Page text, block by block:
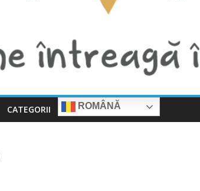
CATEGORII ROMÂNĂ